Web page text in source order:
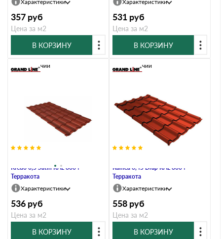
Характеристики
357 руб
Цена за м2
В КОРЗИНУ
Характеристики
531 руб
Цена за м2
В КОРЗИНУ
Kredo 0,5 Satin RAL 8004
Терракота
В наличии
Характеристики
536 руб
Цена за м2
В КОРЗИНУ
Kamea 0,45 Drap RAL 8004
Терракота
В наличии
Характеристики
558 руб
Цена за м2
В КОРЗИНУ